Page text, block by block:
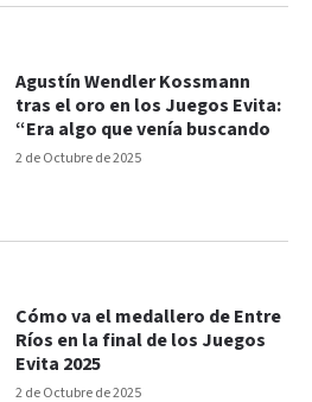
2 de Octubre de 2025
Agustín Wendler Kossmann
tras el oro en los Juegos Evita:
“Era algo que venía buscando
2 de Octubre de 2025
Cómo va el medallero de Entre
Ríos en la final de los Juegos
Evita 2025